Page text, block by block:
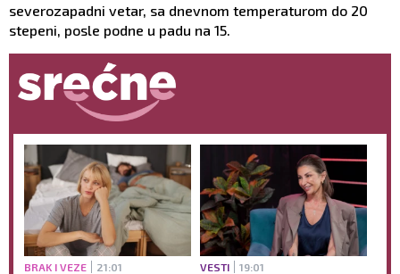
severozapadni vetar, sa dnevnom temperaturom do 20
stepeni, posle podne u padu na 15.
BRAK I VEZE 21:01 VESTI 19:01